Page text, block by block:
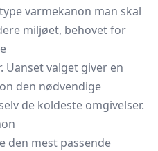
varmekanon man skal
miljøet, behovet for
valget giver en
den nødvendige
de koldeste omgivelser.
den mest passende